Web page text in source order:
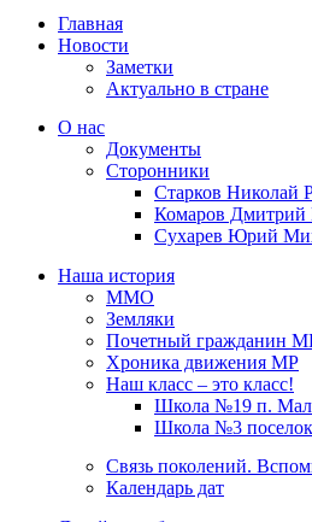
Главная
Новости
Заметки
Актуально в стране
О нас
Документы
Сторонники
Старков Николай
Комаров
Сухарев Юрий
Наша история
ММО
Земляки
Почетный гражданин
Хроника движения МР
Наш класс – это класс!
Школа №19 п.
Школа №3
Связь поколений.
Календарь дат